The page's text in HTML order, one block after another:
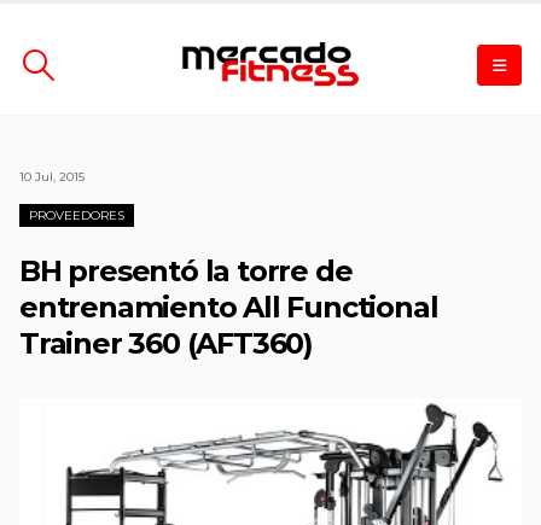
10 Jul, 2015
PROVEEDORES
BH presentó la torre de
entrenamiento All Functional
Trainer 360 (AFT360)